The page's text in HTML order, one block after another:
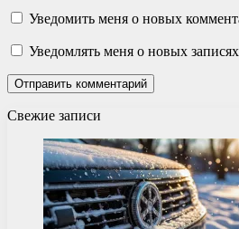
Уведомить меня о новых
Уведомлять меня о новых
Свежие записи